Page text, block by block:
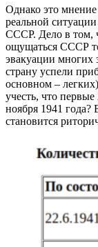
Однако это
реальной
СССР. Дело в том,
ощущаться СССР
эвакуации многих
страну успели
основном –
учесть, что
ноября 1941 года?
становится